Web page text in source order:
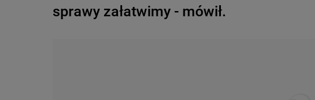
sprawy załatwimy - mówił.